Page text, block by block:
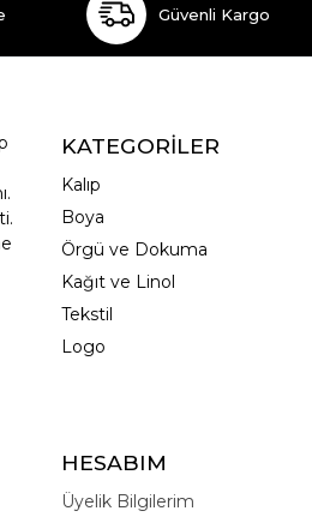
Güvenli Kargo
KATEGORİLER
Kalıp
Boya
Örgü ve Dokuma
Kağıt ve Linol
Tekstil
Logo
HESABIM
Üyelik Bilgilerim